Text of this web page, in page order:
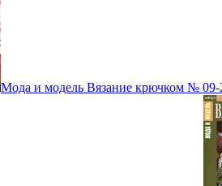
Мода и модель Вязание крючком № 09-